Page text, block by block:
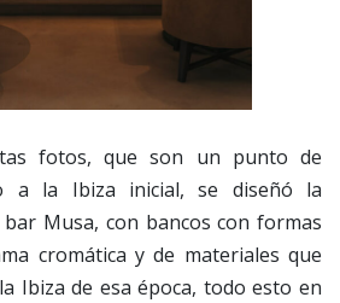
fotos, que son un punto de
a la Ibiza inicial, se diseñó la
Musa, con bancos con formas
cromática y de materiales que
Ibiza de esa época, todo esto en